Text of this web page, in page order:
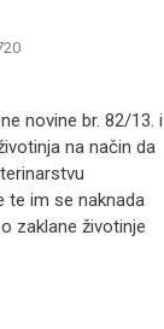
novine br. 82/13. i
na način da
te im se naknada
zaklane životinje